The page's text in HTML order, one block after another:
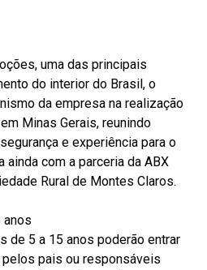
uma das principais
do interior do Brasil, o
da empresa na realização
Minas Gerais, reunindo
e experiência para o
ainda com a parceria da ABX
Rural de Montes Claros.
anos
de 5 a 15 anos poderão entrar
pais ou responsáveis